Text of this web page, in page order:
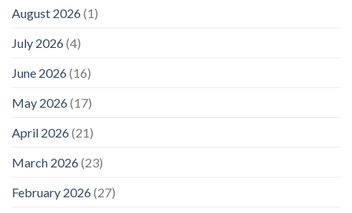
August 2026(1)
July 2026(4)
June 2026(16)
May 2026(17)
April 2026(21)
March 2026(23)
February 2026(27)